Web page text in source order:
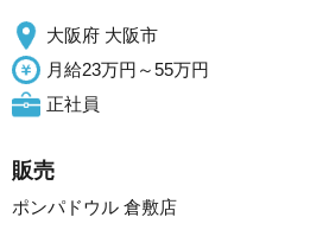
大阪府 大阪市
月給23万円～55万円
正社員
販売
ポンパドウル 倉敷店